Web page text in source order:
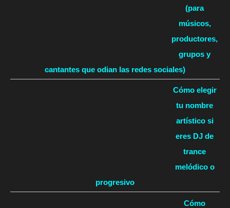
(para
músicos,
productores,
grupos y
cantantes que odian las redes sociales)
Cómo elegir
tu nombre
artístico si
eres DJ de
trance
melódico o
progresivo
Cómo